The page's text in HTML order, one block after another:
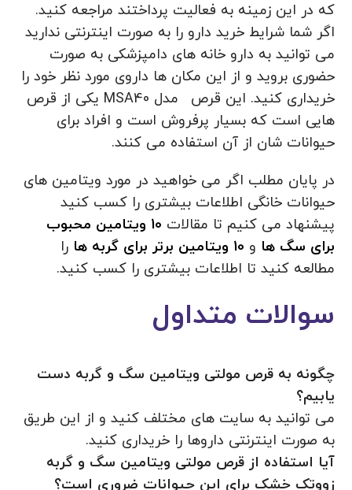
که در این زمینه به فعالیت پرداختند مراجعه کنید.
اگر شما شرایط خرید دارو را به صورت اینترنتی ندارید
می توانید به دارو خانه های دامپزشکی به صورت
حضوری بروید و از این مکان ها داروی مورد نظر خود را
خریداری کنید. این قرص
مدل MSA40 یکی از قرص
هایی است که بسیار پرفروش است و افراد برای
حیوانات شان از آن استفاده می کنند.
در پایان مطلب اگر می خواهید در مورد ویتامین های
حیوانات خانگی اطلاعات بیشتری را کسب کنید
پیشنهاد می کنیم تا مقالات
10 ویتامین محبوب
برای سگ ها و 10 ویتامین برتر برای گربه ها
را
مطالعه کنید تا اطلاعات بیشتری را کسب کنید.
سوالات متداول
چگونه به قرص مولتی ویتامین سگ و گربه دست
یابیم؟
می توانید به سایت های مختلف کنید و از این طریق
به صورت اینترنتی داروها را خریداری کنید.
آیا استفاده از قرص مولتی ویتامین سگ و گربه
زووتک خشک برای این حیوانات ضروری است؟